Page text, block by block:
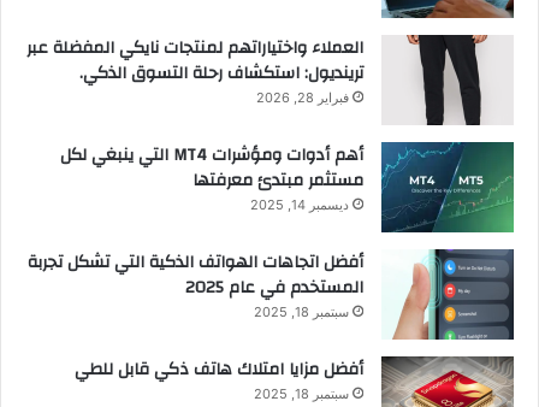
العملاء واختياراتهم لمنتجات نايكي المفضلة عبر
ترينديول: استكشاف رحلة التسوق الذكي.
فبراير 28, 2026
أهم أدوات ومؤشرات MT4 التي ينبغي لكل
مستثمر مبتدئ معرفتها
ديسمبر 14, 2025
أفضل اتجاهات الهواتف الذكية التي تشكل تجربة
المستخدم في عام 2025
سبتمبر 18, 2025
أفضل مزايا امتلاك هاتف ذكي قابل للطي
سبتمبر 18, 2025